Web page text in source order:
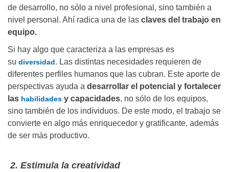
de desarrollo, no sólo a nivel profesional, sino también a
nivel personal. Ahí radica una de las claves del trabajo en
equipo.
Si hay algo que caracteriza a las empresas es
su diversidad. Las distintas necesidades requieren de
diferentes perfiles humanos que las cubran. Este aporte de
perspectivas ayuda a desarrollar el potencial y fortalecer
las habilidades y capacidades, no sólo de los equipos,
sino también de los individuos. De este modo, el trabajo se
convierte en algo más enriquecedor y gratificante, además
de ser más productivo.
2. Estimula la creatividad